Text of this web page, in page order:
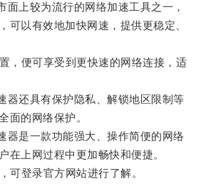
上较为流行的网络加速工具之一，
可以有效地加快网速，提供更稳定、
便可享受到更快速的网络连接，适
还具有保护隐私、解锁地区限制等
面的网络保护。
是一款功能强大、操作简便的网络
在上网过程中更加畅快和便捷。
登录官方网站进行了解。